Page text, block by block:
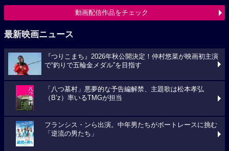
動画配信作品をチェック
最新映画ニュース
『つりこまち』2026年秋公開決定！仲村悠菜が映画初主演
で“釣りで五輪金メダル”を目指す
「八つ墓村」悪夢的な予告編解禁、主題歌は松本孝弘
（B’z）率いるTMGが担当
フランシス・ンら出演。中年男たちがボートレースに挑む
「逆流の男たち」